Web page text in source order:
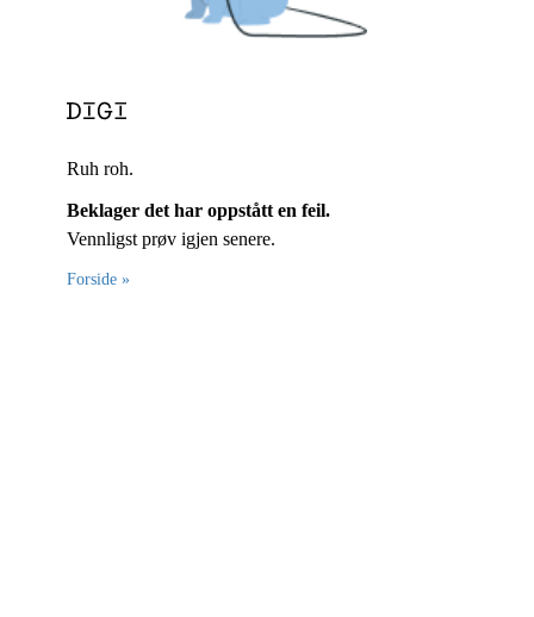
Ruh roh.
Beklager det har oppstått en feil.
Vennligst prøv igjen senere.
Forside »